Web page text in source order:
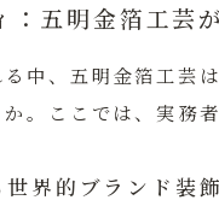
：五明金箔工芸
中、五明金箔工芸
。ここでは、実務
界的ブランド装